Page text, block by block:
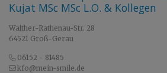
Kujat MSc MSc L.O. & Kollegen
Walther-Rathenau-Str. 28
64521 Groß-Gerau
06152 - 81485
kfo@mein-smile.de